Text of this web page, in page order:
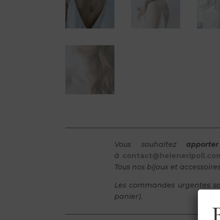
Vous souhaitez
à
Tous nos bijoux et
Les commandes urgentes
panier).